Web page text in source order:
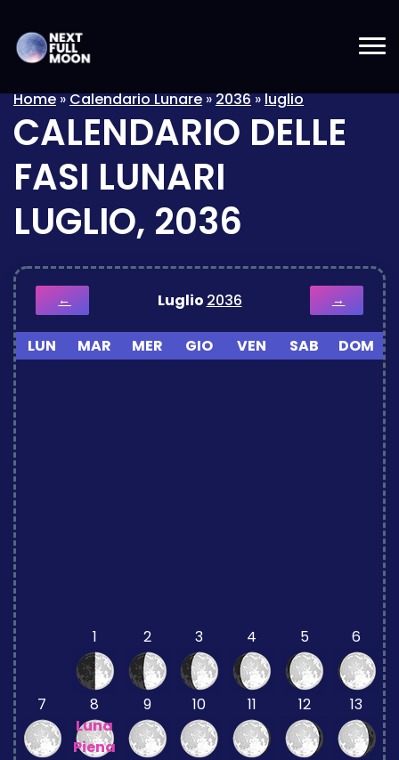
Home»Calendario Lunare»2036»luglio
CALENDARIO DELLE
FASI LUNARI
LUGLIO, 2036
← Luglio 2036 →
LUN MAR MER GIO VEN SAB DOM
1 2 3 4 5 6
7
8
Luna
Piena
9 10 11 12 13